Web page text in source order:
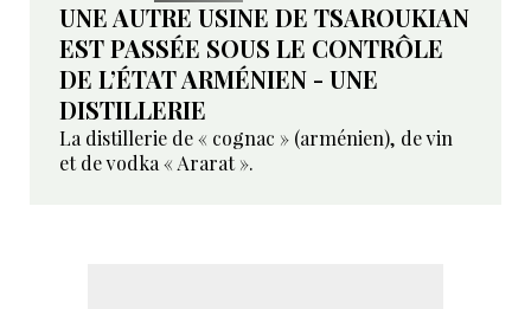
UNE AUTRE USINE DE TSAROUKIAN
EST PASSÉE SOUS LE CONTRÔLE
DE L’ÉTAT ARMÉNIEN - UNE
DISTILLERIE
La distillerie de « cognac » (arménien), de vin
et de vodka « Ararat ».